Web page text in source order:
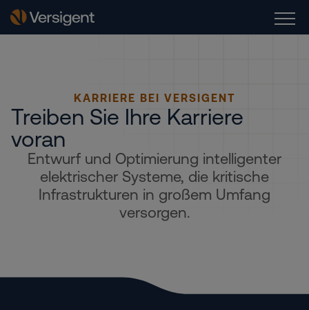
KARRIERE BEI VERSIGENT
Treiben Sie Ihre Karriere
voran
Entwurf und Optimierung intelligenter
elektrischer Systeme, die kritische
Infrastrukturen in großem Umfang
versorgen.